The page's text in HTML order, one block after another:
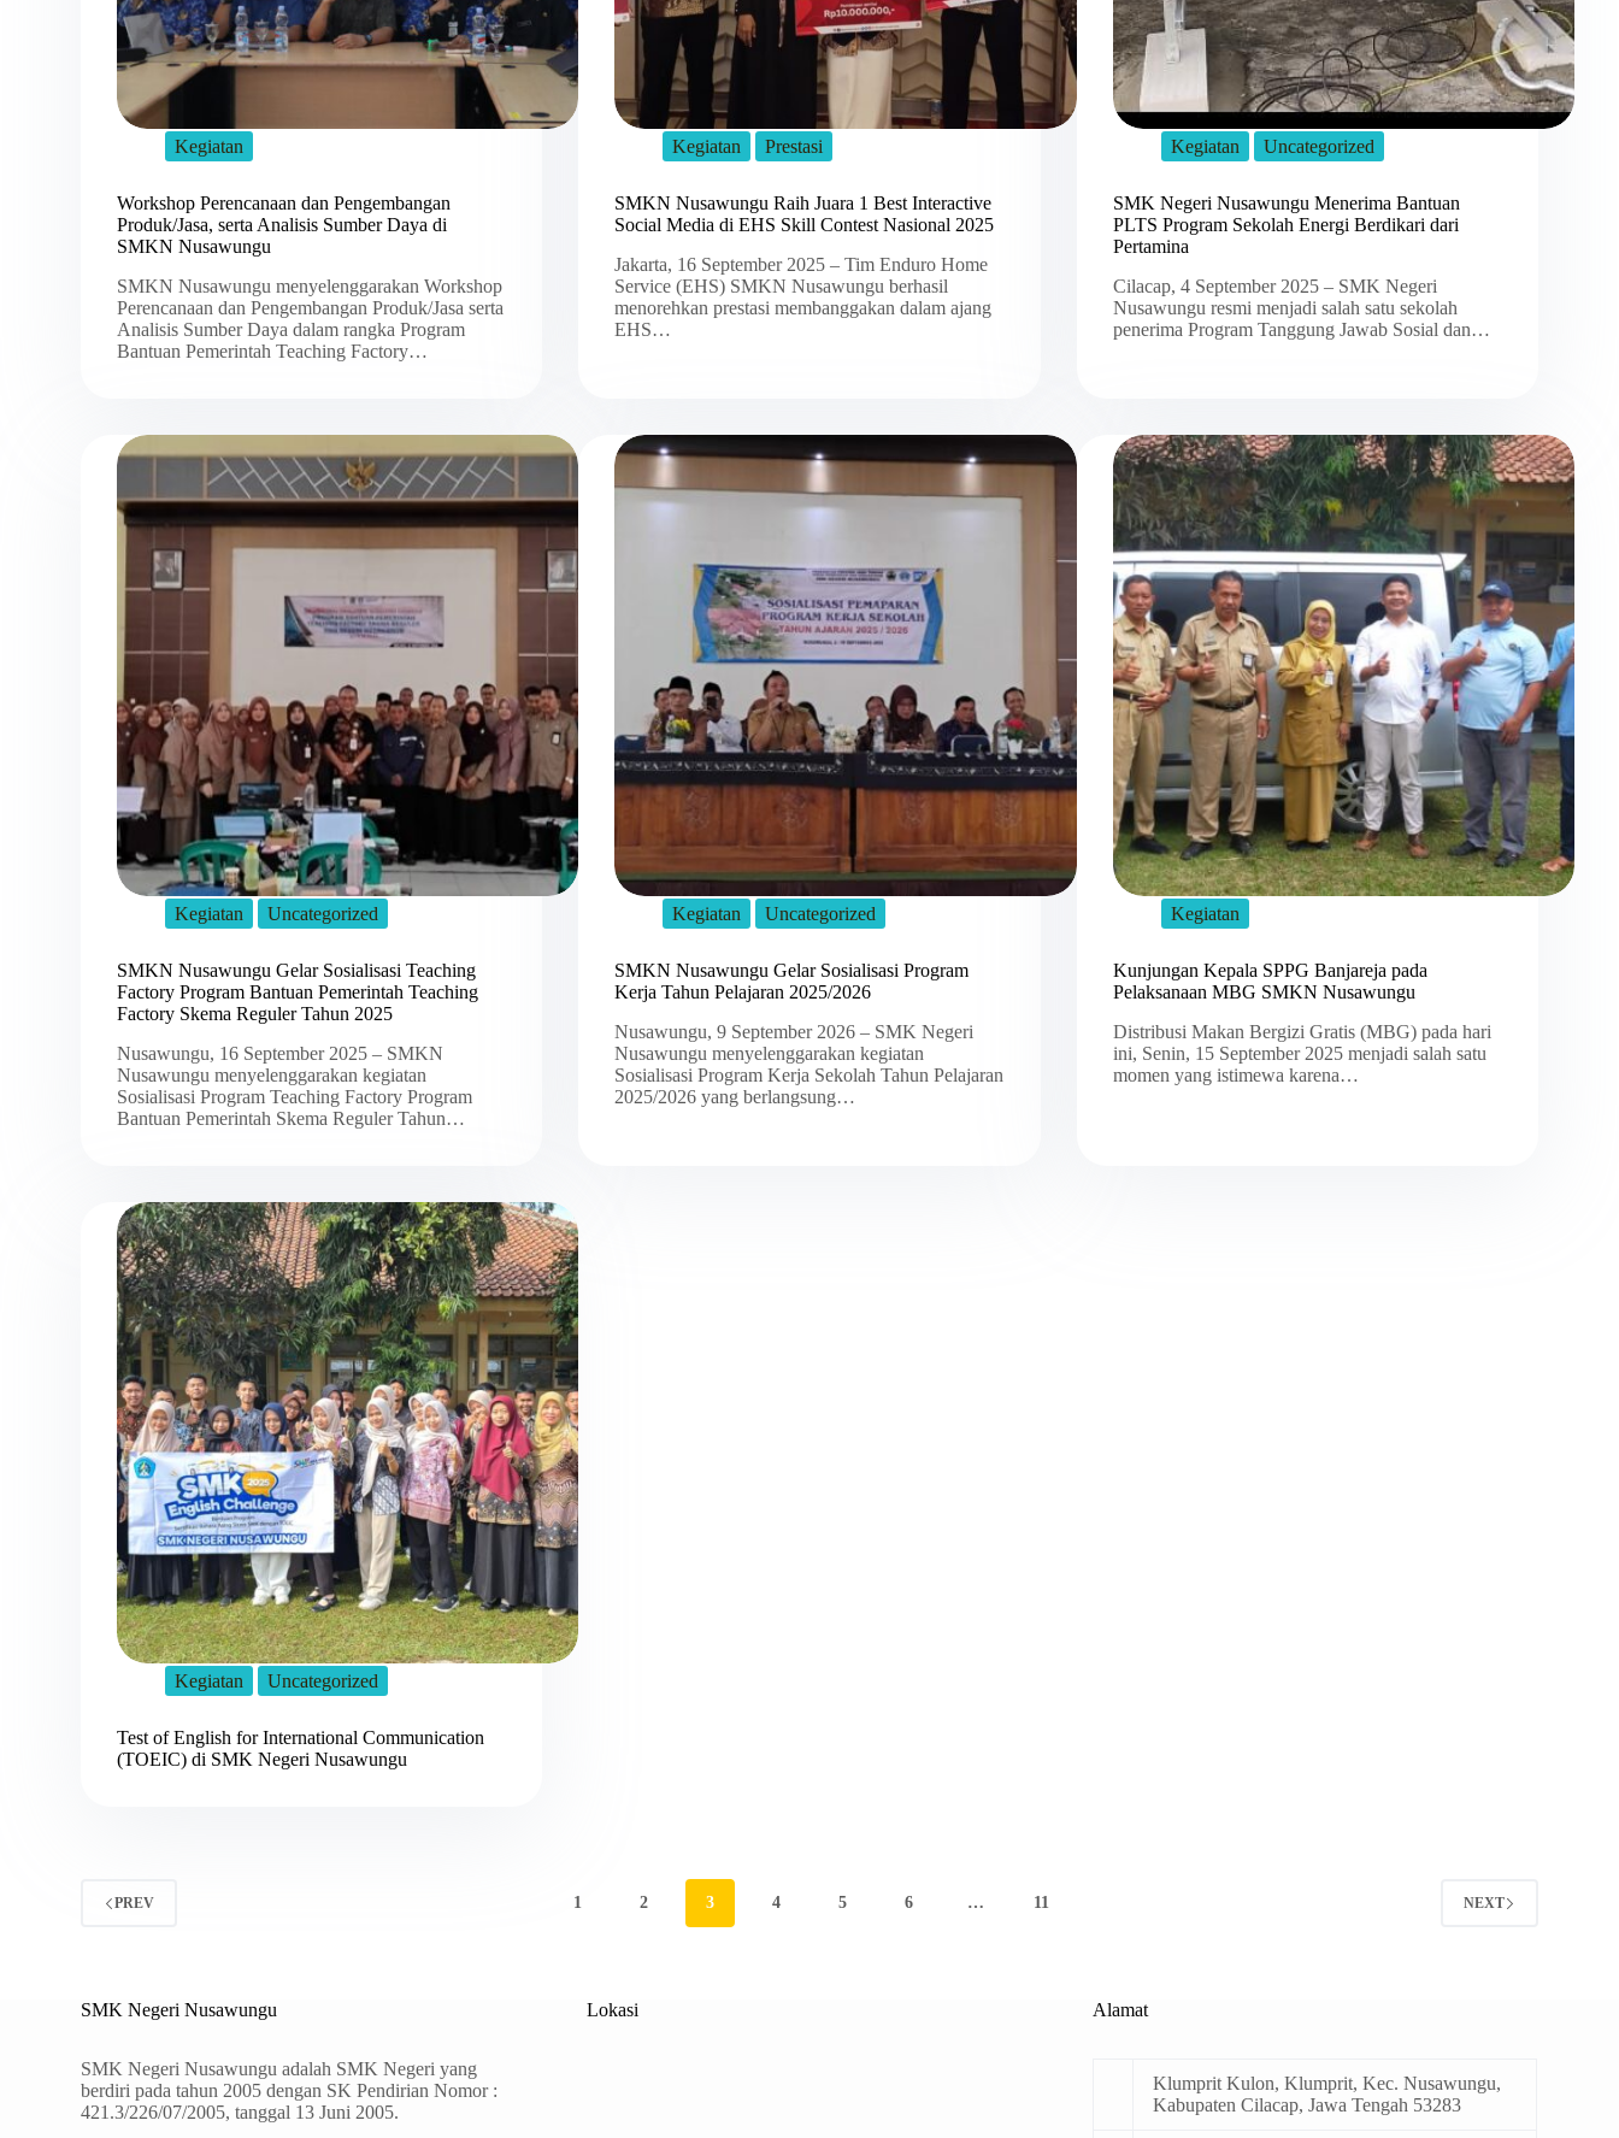
Kegiatan
Workshop Perencanaan dan Pengembangan
Produk/Jasa, serta Analisis Sumber Daya di
SMKN Nusawungu
SMKN Nusawungu menyelenggarakan Workshop
Perencanaan dan Pengembangan Produk/Jasa serta
Analisis Sumber Daya dalam rangka Program
Bantuan Pemerintah Teaching Factory…
Kegiatan Prestasi
SMKN Nusawungu Raih Juara 1 Best Interactive
Social Media di EHS Skill Contest Nasional 2025
Jakarta, 16 September 2025 – Tim Enduro Home
Service (EHS) SMKN Nusawungu berhasil
menorehkan prestasi membanggakan dalam ajang
EHS…
Kegiatan Uncategorized
SMK Negeri Nusawungu Menerima Bantuan
PLTS Program Sekolah Energi Berdikari dari
Pertamina
Cilacap, 4 September 2025 – SMK Negeri
Nusawungu resmi menjadi salah satu sekolah
penerima Program Tanggung Jawab Sosial dan…
Kegiatan Uncategorized
SMKN Nusawungu Gelar Sosialisasi Teaching
Factory Program Bantuan Pemerintah Teaching
Factory Skema Reguler Tahun 2025
Nusawungu, 16 September 2025 – SMKN
Nusawungu menyelenggarakan kegiatan
Sosialisasi Program Teaching Factory Program
Bantuan Pemerintah Skema Reguler Tahun…
Kegiatan Uncategorized
SMKN Nusawungu Gelar Sosialisasi Program
Kerja Tahun Pelajaran 2025/2026
Nusawungu, 9 September 2026 – SMK Negeri
Nusawungu menyelenggarakan kegiatan
Sosialisasi Program Kerja Sekolah Tahun Pelajaran
2025/2026 yang berlangsung…
Kegiatan
Kunjungan Kepala SPPG Banjareja pada
Pelaksanaan MBG SMKN Nusawungu
Distribusi Makan Bergizi Gratis (MBG) pada hari
ini, Senin, 15 September 2025 menjadi salah satu
momen yang istimewa karena…
Kegiatan Uncategorized
Test of English for International Communication
(TOEIC) di SMK Negeri Nusawungu
PREV 1 2 3 4 5 6 … 11 NEXT
SMK Negeri Nusawungu
SMK Negeri Nusawungu adalah SMK Negeri yang
berdiri pada tahun 2005 dengan SK Pendirian Nomor :
421.3/226/07/2005, tanggal 13 Juni 2005.
Lokasi Alamat
Klumprit Kulon, Klumprit, Kec. Nusawungu,
Kabupaten Cilacap, Jawa Tengah 53283